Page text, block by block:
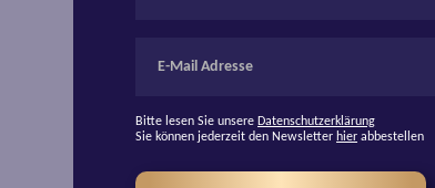
Bitte lesen Sie unsere Datenschutzerklärung
Sie können jederzeit den Newsletter hier abbestellen